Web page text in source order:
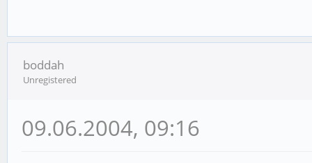
boddah
Unregistered
09.06.2004, 09:16